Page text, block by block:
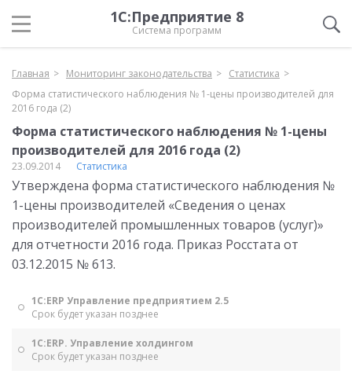
1С:Предприятие 8
Система программ
Главная Мониторинг законодательства
Статистика
Форма статистического наблюдения № 1-цены производителей для
2016 года (2)
Форма статистического наблюдения № 1-цены
производителей для 2016 года (2)
23.09.2014 Статистика
Утверждена форма статистического наблюдения №
1-цены производителей «Сведения о ценах
производителей промышленных товаров (услуг)»
для отчетности 2016 года. Приказ Росстата от
03.12.2015 № 613.
1С:ERP Управление предприятием 2.5
Срок будет указан позднее
1С:ERP. Управление холдингом
Срок будет указан позднее